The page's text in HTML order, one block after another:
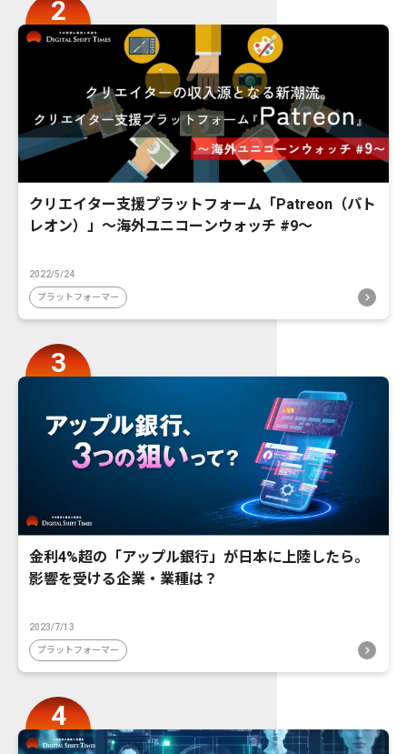
クリエイター支援プラットフォーム「Patreon（パト
レオン）」〜海外ユニコーンウォッチ #9〜
2022/5/24
プラットフォーマー
金利4%超の「アップル銀行」が日本に上陸したら。
影響を受ける企業・業種は？
2023/7/13
プラットフォーマー